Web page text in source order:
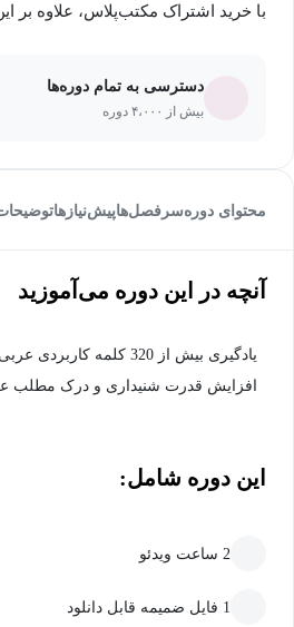
با خرید اشتراک مکتب‌پلاس، علاوه بر این دوره، به بیش از ۴،۰۰۰
دسترسی به تمام دوره‌ها
بیش از ۴،۰۰۰ دوره
محتوای دورهسرفصل‌هاپیش‌نیاز‌ها
آنچه در این دوره می‌آموزید
یادگیری بیش از 320 کلمه کاربردی عربی
افزایش قدرت شنیداری و درک مطلب
این دوره شامل:
2 ساعت ویدئو
1 فایل ضمیمه قابل دانلود